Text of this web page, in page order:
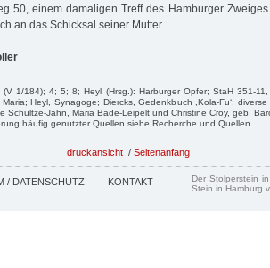
50, einem damaligen Treff des Hamburger
an das Schicksal seiner Mutter.
1/184); 4; 5; 8; Heyl (Hrsg.): Harburger Opfer; StaH 351-
Heyl, Synagoge; Diercks, Gedenkbuch ,Kola-Fu‘;
Schultze-Jahn, Maria Bade-Leipelt und Christine Croy, geb.
häufig genutzter Quellen siehe Recherche und Quellen.
druckansicht / Seitenanfang
/ DATENSCHUTZ KONTAKT
Der Stolperstein
Stein in Hamburg